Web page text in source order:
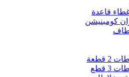
قاعدة
كومبنيشن
قطعة
3 قطع